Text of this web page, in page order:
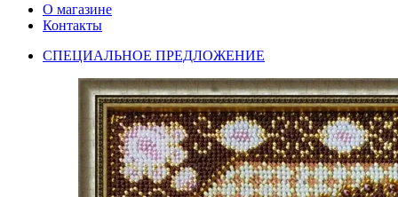
О магазине
Контакты
СПЕЦИАЛЬНОЕ ПРЕДЛОЖЕНИЕ